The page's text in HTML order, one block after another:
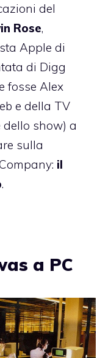
del
Rose,
Apple di
di Digg
fosse Alex
e della TV
show) a
sulla
il
.
a PC